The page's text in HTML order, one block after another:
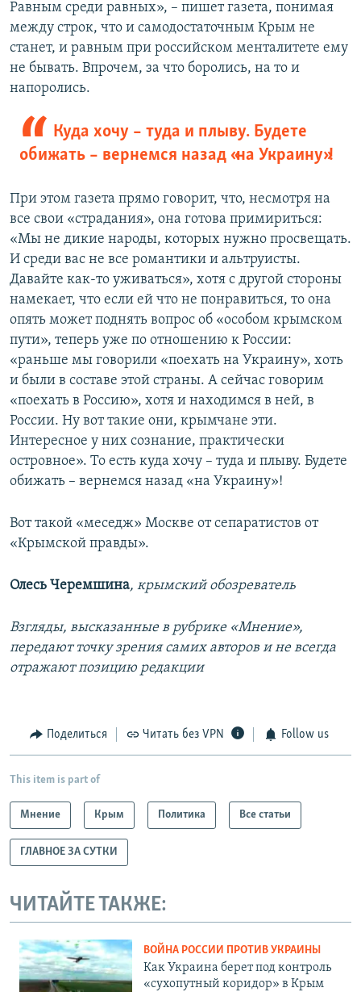
Равным среди равных», – пишет газета, понимая
между строк, что и самодостаточным Крым не
станет, и равным при российском менталитете ему
не бывать. Впрочем, за что боролись, на то и
напоролись.
Куда хочу – туда и плыву. Будете
обижать – вернемся назад «на Украину»!
При этом газета прямо говорит, что, несмотря на
все свои «страдания», она готова примириться:
«Мы не дикие народы, которых нужно просвещать.
И среди вас не все романтики и альтруисты.
Давайте как-то уживаться», хотя с другой стороны
намекает, что если ей что не понравиться, то она
опять может поднять вопрос об «особом крымском
пути», теперь уже по отношению к России:
«раньше мы говорили «поехать на Украину», хоть
и были в составе этой страны. А сейчас говорим
«поехать в Россию», хотя и находимся в ней, в
России. Ну вот такие они, крымчане эти.
Интересное у них сознание, практически
островное». То есть куда хочу – туда и плыву. Будете
обижать – вернемся назад «на Украину»!
Вот такой «меседж» Москве от сепаратистов от
«Крымской правды».
Олесь Черемшина, крымский обозреватель
Взгляды, высказанные в рубрике «Мнение»,
передают точку зрения самих авторов и не всегда
отражают позицию редакции
Поделиться Читать без VPN Follow us
This item is part of
Мнение Крым Политика Все статьи
ГЛАВНОЕ ЗА СУТКИ
ЧИТАЙТЕ ТАКЖЕ:
ВОЙНА РОССИИ ПРОТИВ УКРАИНЫ
Как Украина берет под контроль
«сухопутный коридор» в Крым